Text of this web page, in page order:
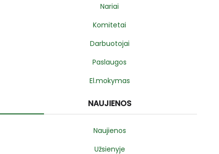
Nariai
Komitetai
Darbuotojai
Paslaugos
El.mokymas
NAUJIENOS
Naujienos
Užsienyje